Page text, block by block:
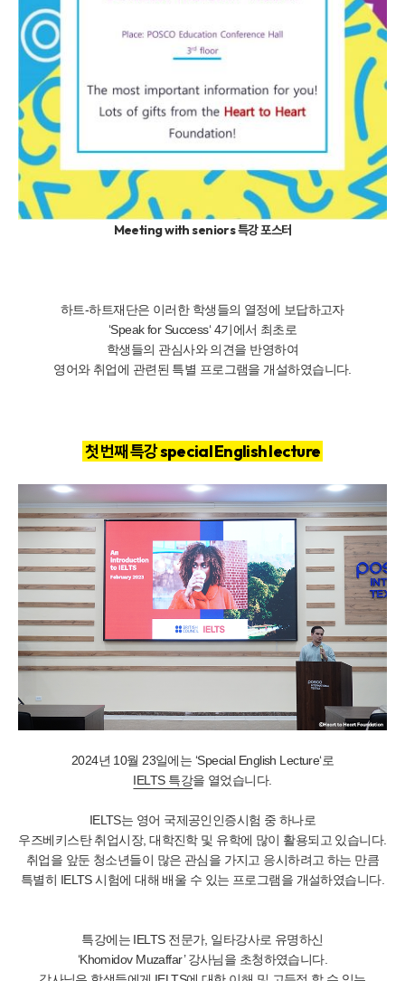
Meeting with seniors 특강 포스터
하트-하트재단은 이러한 학생들의 열정에 보답하고자
‘Speak for Success‘ 4기에서 최초로
학생들의 관심사와 의견을 반영하여
영어와 취업에 관련된 특별 프로그램을 개설하였습니다.
첫 번째 특강 special English lecture
2024년 10월 23일에는 ‘Special English Lecture‘로
IELTS 특강을 열었습니다.
IELTS는 영어 국제공인인증시험 중 하나로
우즈베키스탄 취업시장, 대학진학 및 유학에 많이 활용되고 있습니다.
취업을 앞둔 청소년들이 많은 관심을 가지고 응시하려고 하는 만큼
특별히 IELTS 시험에 대해 배울 수 있는 프로그램을 개설하였습니다.
특강에는 IELTS 전문가, 일타강사로 유명하신
‘Khomidov Muzaffar’ 강사님을 초청하였습니다.